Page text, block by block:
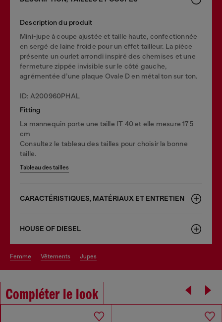
Description du produit
Mini-jupe à coupe ajustée et taille haute, confectionnée
en sergé de laine froide pour un effet tailleur. La pièce
présente un ourlet arrondi inspiré des chemises et une
fermeture zippée invisible sur le côté gauche,
agrémentée d’une plaque Ovale D en métal ton sur ton.
ID: A200960PHAL
Fitting
La mannequin porte une taille IT 40 et elle mesure 175
cm
Consultez le tableau des tailles pour choisir la bonne
taille.
Tableau des tailles
CARACTÉRISTIQUES, MATÉRIAUX ET ENTRETIEN
HOUSE OF DIESEL
femme vêtements jupes
Compléter le look